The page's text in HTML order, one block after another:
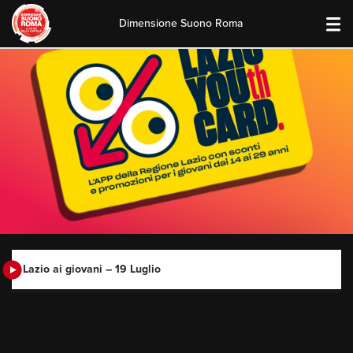
content
Dimensione Suono Roma
Lazio ai giovani – 19 Luglio